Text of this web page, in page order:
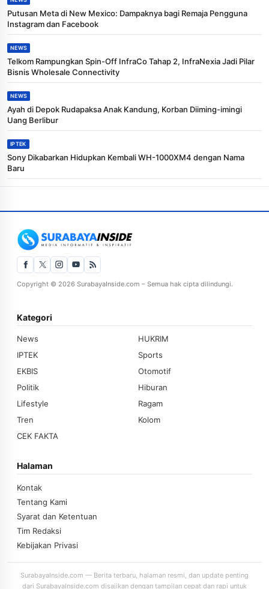
Putusan Meta di New Mexico: Dampaknya bagi Remaja Pengguna
Instagram dan Facebook
NEWS
Telkom Rampungkan Spin-Off InfraCo Tahap 2, InfraNexia Jadi Pilar
Bisnis Wholesale Connectivity
NEWS
Ayah di Depok Rudapaksa Anak Kandung, Korban Diiming-imingi
Uang Berlibur
IPTEK
Sony Dikabarkan Hidupkan Kembali WH-1000XM4 dengan Nama
Baru
Copyright © 2026 SurabayaInside.com – Semua hak cipta dilindungi.
Kategori
News
HUKRIM
IPTEK
Sports
EKBIS
Otomotif
Politik
Hiburan
Lifestyle
Ragam
Tren
Kolom
CEK FAKTA
Halaman
Kontak
Tentang Kami
Syarat dan Ketentuan
Tim Redaksi
Kebijakan Privasi
SurabayaInside.com — Berita terbaru, halaman resmi, dan update penting
dari SurabayaInside.com disajikan dengan tampilan cepat dan rapi untuk